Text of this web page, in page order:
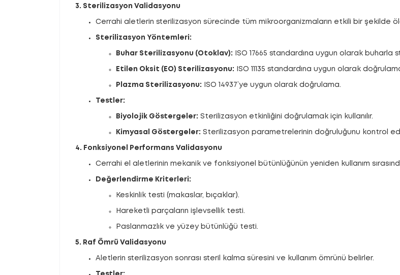
3. Sterilizasyon Validasyonu
Cerrahi aletlerin sterilizasyon sürecinde tüm mikroorganizmaların etkili bir şekilde
Sterilizasyon Yöntemleri:
Buhar Sterilizasyonu (Otoklav): ISO 17665 standardına uygun olarak buharla
Etilen Oksit (EO) Sterilizasyonu: ISO 11135 standardına uygun olarak
Plazma Sterilizasyonu: ISO 14937’ye uygun olarak doğrulama.
Testler:
Biyolojik Göstergeler: Sterilizasyon etkinliğini doğrulamak için kullanılır.
Kimyasal Göstergeler: Sterilizasyon parametrelerinin doğruluğunu kontrol
4. Fonksiyonel Performans Validasyonu
Cerrahi el aletlerinin mekanik ve fonksiyonel bütünlüğünün yeniden kullanım
Değerlendirme Kriterleri:
Keskinlik testi (makaslar, bıçaklar).
Hareketli parçaların işlevsellik testi.
Paslanmazlık ve yüzey bütünlüğü testi.
5. Raf Ömrü Validasyonu
Aletlerin sterilizasyon sonrası steril kalma süresini ve kullanım ömrünü belirler.
Testler: